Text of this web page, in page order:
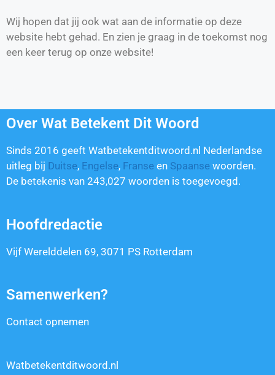
Wij hopen dat jij ook wat aan de informatie op deze
website hebt gehad. En zien je graag in de toekomst nog
een keer terug op onze website!
Over Wat Betekent Dit Woord
Sinds 2016 geeft Watbetekentditwoord.nl Nederlandse
uitleg bij Duitse, Engelse, Franse en Spaanse woorden.
De betekenis van 243,027 woorden is toegevoegd.
Hoofdredactie
Vijf Werelddelen 69, 3071 PS Rotterdam
Samenwerken?
Contact opnemen
Watbetekentditwoord.nl